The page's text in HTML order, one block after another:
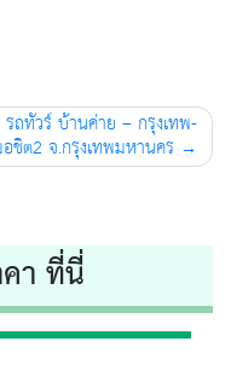
รถทัวร์ บ้านค่าย – กรุงเทพ-
ชิต2 จ.กรุงเทพมหานคร
า ที่นี่